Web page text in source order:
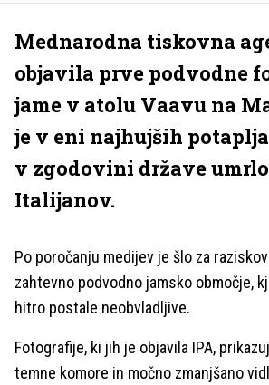
Mednarodna tiskovna
objavila prve podvodne
jame v atolu Vaavu na
je v eni najhujših
v zgodovini države
Italijanov.
Po poročanju medijev je šlo za
zahtevno podvodno jamsko območje,
hitro postale neobvladljive.
Fotografije, ki jih je objavila IPA,
temne komore in močno zmanjšano